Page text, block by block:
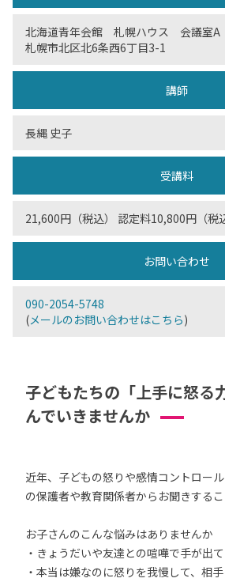
北海道青年会館 札幌ハウス 会議室A
札幌市北区北6条西6丁目3-1
講師
長縄 史子
受講料
21,600円（税込） 認定料10,800円（税込
お問い合わせ
090-2054-5748
(メールのお問い合わせはこちら)
子どもたちの「上手に怒る
んでいきませんか
近年、子どもの怒りや感情コントロー
の保護者や教育関係者からお聞きするこ
お子さんのこんな悩みはありませんか
・きょうだいや友達との喧嘩で手が出
・本当は嫌なのに怒りを我慢して、相